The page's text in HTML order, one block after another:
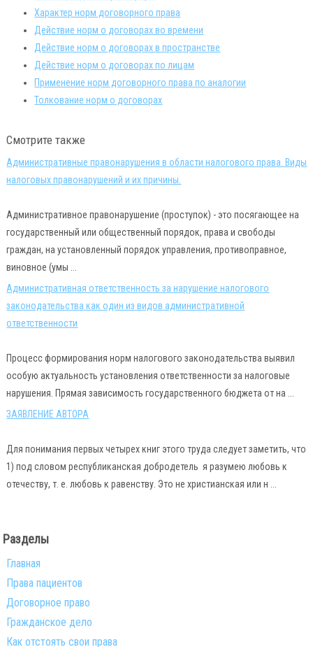
Характер норм договорного права
Действие норм о договорах во времени
Действие норм о договорах в пространстве
Действие норм о договорах по лицам
Применение норм договорного права по аналогии
Толкование норм о договорах
Смотрите также
Административные правонарушения в области налогового права. Виды
налоговых правонарушений и их причины.
Административное правонарушение (проступок) - это посягающее на
государственный или общественный порядок, права и свободы
граждан, на установленный порядок управления, противоправное,
виновное (умы ...
Административная ответственность за нарушение налогового
законодательства как один из видов административной
ответственности
Процесс формирования норм налогового законодательства выявил
особую актуальность установления ответственности за налоговые
нарушения. Прямая зависимость государственного бюджета от на ...
ЗАЯВЛЕНИЕ АВТОРА
Для понимания первых четырех книг этого труда следует заметить, что
1) под словом республиканская добродетель я разумею любовь к
отечеству, т. е. любовь к равенству. Это не христианская или н ...
Разделы
Главная
Права пациентов
Договорное право
Гражданское дело
Как отстоять свои права